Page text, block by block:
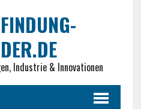
Industrie & Innovationen